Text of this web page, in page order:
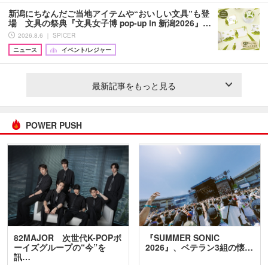
新潟にちなんだご当地アイテムや“おいしい文具”も登
場 文具の祭典『文具女子博 pop-up in 新潟2026』…
2026.8.6 ｜ SPICER
ニュース
イベント/レジャー
最新記事をもっと見る
POWER PUSH
82MAJOR 次世代K-POPボ
ーイズグループの“今”を
訊…
『SUMMER SONIC
2026』、ベテラン3組の懐…